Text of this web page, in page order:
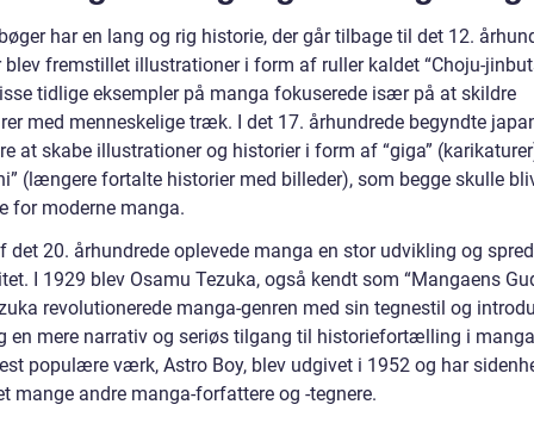
har en lang og rig historie, der går tilbage til det 12.
blev fremstillet illustrationer i form af ruller kaldet “Choju-
tidlige eksempler på manga fokuserede især på at skildre
med menneskelige træk. I det 17. århundrede begyndte
at skabe illustrationer og historier i form af “giga”
(længere fortalte historier med billeder), som begge skulle
for moderne manga.
det 20. århundrede oplevede manga en stor udvikling og
I 1929 blev Osamu Tezuka, også kendt som “Mangaens
revolutionerede manga-genren med sin tegnestil og
en mere narrativ og seriøs tilgang til historiefortælling i
populære værk, Astro Boy, blev udgivet i 1952 og har
mange andre manga-forfattere og -tegnere.